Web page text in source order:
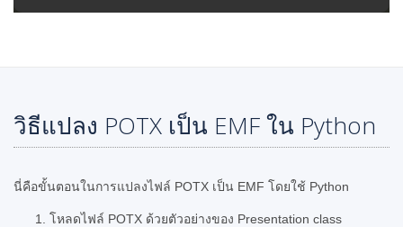
วิธีแปลง POTX เป็น EMF ใน Python
นี่คือขั้นตอนในการแปลงไฟล์ POTX เป็น EMF โดยใช้ Python
โหลดไฟล์ POTX ด้วยตัวอย่างของ Presentation class